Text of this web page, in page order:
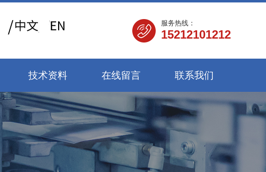
服务热线：
15212101212
技术资料 在线留言 联系我们